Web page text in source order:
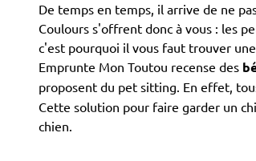
De temps en temps, il arrive de ne
Coulours s'offrent donc à vous : les
c'est pourquoi il vous faut trouver
Emprunte Mon Toutou recense des
proposent du pet sitting. En effet,
Cette solution pour faire garder un
chien.